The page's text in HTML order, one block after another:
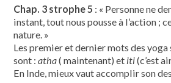
Chap. 3 strophe 5 : « Personne ne
instant, tout nous pousse à l’action ;
nature. »
Les premier et dernier mots des
sont :atha( maintenant) et iti(c’est
En Inde, mieux vaut accomplir son